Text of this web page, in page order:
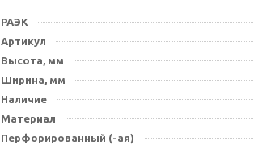
РАЭК
Артикул
Высота, мм
Ширина, мм
Наличие
Материал
Перфорированный (-ая)